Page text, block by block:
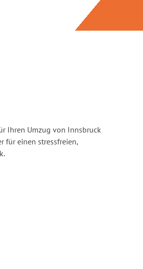
Ihren Umzug von Innsbruck
für einen stressfreien,